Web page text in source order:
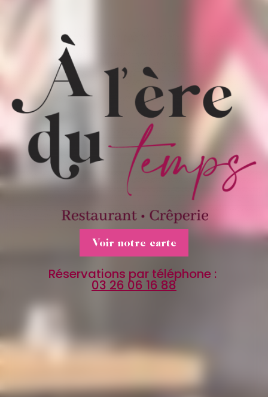
Réservations par téléphone :
03 26 06 16 88
Voir notre carte